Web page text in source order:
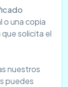
o una copia
solicita el
nuestros
puedes